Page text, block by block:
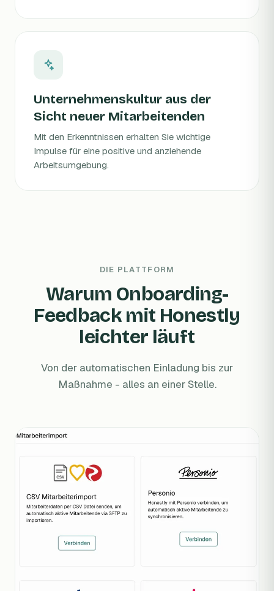
Unternehmenskultur aus der
Sicht neuer Mitarbeitenden
Mit den Erkenntnissen erhalten Sie wichtige
Impulse für eine positive und anziehende
Arbeitsumgebung.
DIE PLATTFORM
Warum Onboarding-
Feedback mit Honestly
leichter läuft
Von der automatischen Einladung bis zur
Maßnahme - alles an einer Stelle.